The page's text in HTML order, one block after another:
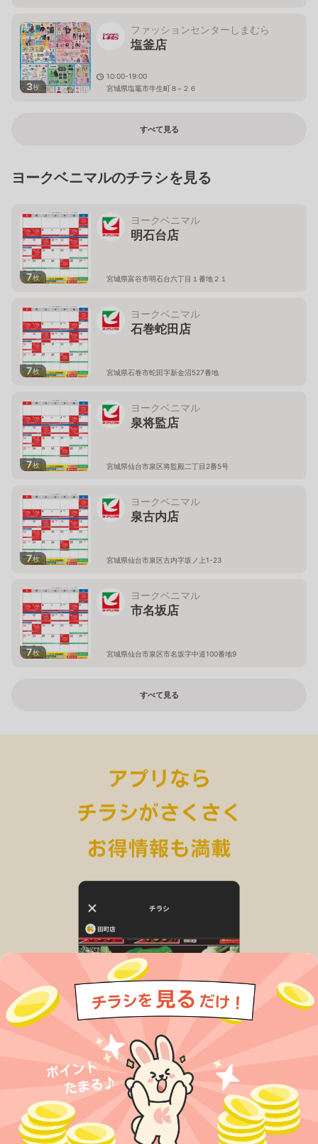
3枚
ファッションセンターしまむら
塩釜店
10:00-19:00
宮城県塩竈市牛生町８−２６
すべて見る
ヨークベニマルのチラシを見る
7枚
ヨークベニマル
明石台店
宮城県富谷市明石台六丁目１番地２１
7枚
ヨークベニマル
石巻蛇田店
宮城県石巻市蛇田字新金沼527番地
7枚
ヨークベニマル
泉将監店
宮城県仙台市泉区将監殿二丁目2番5号
7枚
ヨークベニマル
泉古内店
宮城県仙台市泉区古内字坂ノ上1-23
7枚
ヨークベニマル
市名坂店
宮城県仙台市泉区市名坂字中道100番地9
すべて見る